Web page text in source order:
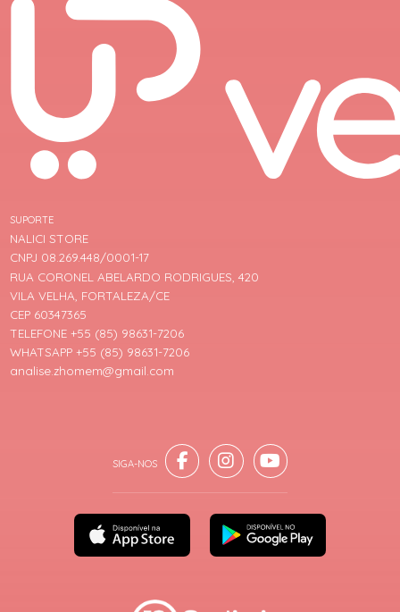
SUPORTE
NALICI STORE
CNPJ 08.269.448/0001-17
RUA CORONEL ABELARDO RODRIGUES, 420
VILA VELHA, FORTALEZA/CE
CEP 60347365
TELEFONE +55 (85) 98631-7206
WHATSAPP +55 (85) 98631-7206
analise.zhomem@gmail.com